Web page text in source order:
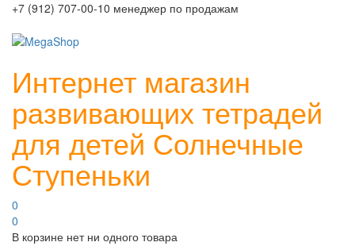
+7 (912) 707-00-10 менеджер по продажам
Интернет магазин
развивающих тетрадей
для детей Солнечные
Ступеньки
0
0
В корзине нет ни одного товара